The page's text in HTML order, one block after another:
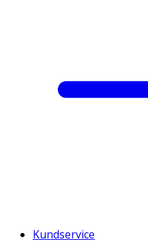
Kundservice